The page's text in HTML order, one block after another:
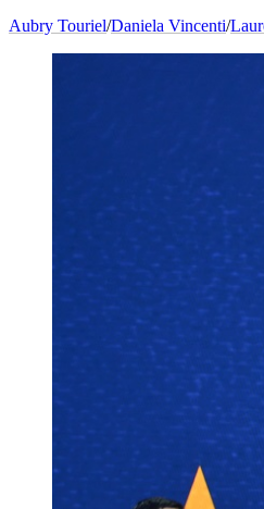
Aubry Touriel/Daniela Vincenti/